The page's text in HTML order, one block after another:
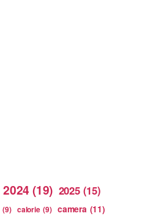
2024 (19) 2025 (15)
(9) calorie (9) camera (11)